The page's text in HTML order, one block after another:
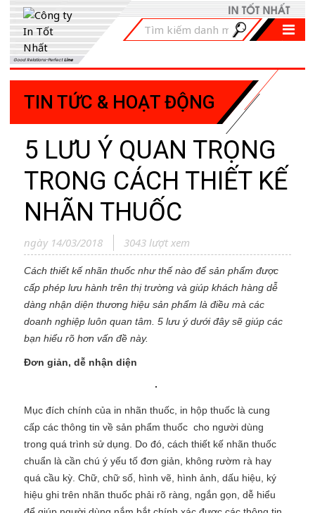
Good Relations-PerfectLine
TIN TỨC & HOẠT ĐỘNG
5 LƯU Ý QUAN TRỌNG
TRONG CÁCH THIẾT KẾ
NHÃN THUỐC
ngày 14/03/2018 3043 lượt xem
Cách thiết kế nhãn thuốc như thế nào để sản phẩm được
cấp phép lưu hành trên thị trường và giúp khách hàng dễ
dàng nhận diện thương hiệu sản phẩm là điều mà các
doanh nghiệp luôn quan tâm. 5 lưu ý dưới đây sẽ giúp các
bạn hiểu rõ hơn vấn đề này.
Đơn giản, dễ nhận diện
Mục đích chính của in nhãn thuốc, in hộp thuốc là cung
cấp các thông tin về sản phẩm thuốc cho người dùng
trong quá trình sử dụng. Do đó, cách thiết kế nhãn thuốc
chuẩn là cần chú ý yếu tố đơn giản, không rườm rà hay
quá cầu kỳ. Chữ, chữ số, hình vẽ, hình ảnh, dấu hiệu, ký
hiệu ghi trên nhãn thuốc phải rõ ràng, ngắn gọn, dễ hiểu